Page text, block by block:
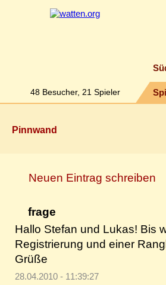
48Besucher, 21 Spieler
Pinnwand
Neuen Eintrag schreiben
frage
Hallo Stefan und Lukas! Bis
Registrierung und einer
Grüße
28.04.2010 - 11:39:27